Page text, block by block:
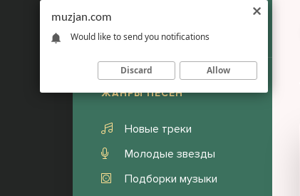
ЖАНРЫ ПЕСЕН
Новые треки
Молодые звезды
Подборки музыки
muzjan.com
Would like to send you notifications
Discard Allow